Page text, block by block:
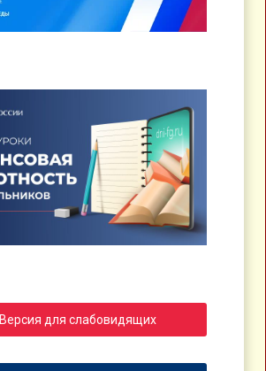
Версия для слабовидящих